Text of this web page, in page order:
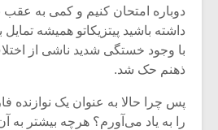
دوباره امتحان کنیم و کمی به عقب
داشته باشید پیتزیکاتو همیشه
با وجود خستگی شدید ناشی از
ذهنم حک شد.
پس چرا حالا به عنوان یک نوازنده
را به یاد می‌آورم؟ هرچه بیشتر به